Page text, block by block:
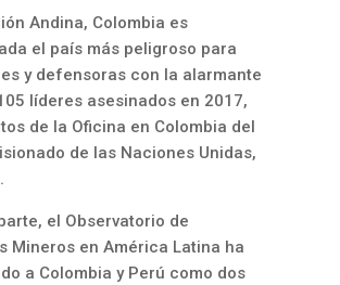
Andina, Colombia es
el país más peligroso para
y defensoras con la alarmante
líderes asesinados en 2017,
de la Oficina en Colombia del
de las Naciones Unidas,
el Observatorio de
Mineros en América Latina ha
a Colombia y Perú como dos